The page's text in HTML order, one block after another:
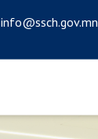
info@ssch.gov.mn